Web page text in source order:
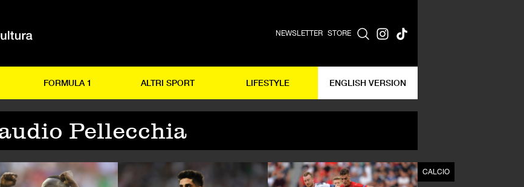
NEWSLETTER STORE
FORMULA 1 ALTRI SPORT LIFESTYLE ENGLISH VERSION
Pellecchia
CALCIO CALCIO